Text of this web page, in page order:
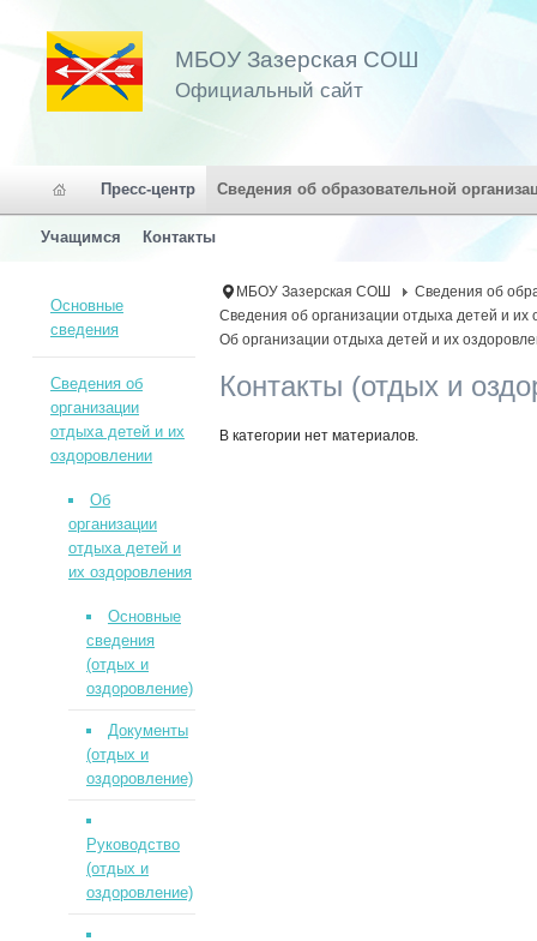
МБОУ Зазерская СОШ
Официальный сайт
Пресс-центр Сведения об образовательной
Учащимся Контакты
МБОУ Зазерская СОШ
Сведения об
Сведения об организации отдыха детей и их
Об организации отдыха детей и их
Контакты (отдых и
В категории нет материалов.
Основные
сведения
Сведения об
организации
отдыха детей и их
оздоровлении
Об
организации
отдыха детей и
их оздоровления
Основные
сведения
(отдых и
оздоровление)
Документы
(отдых и
оздоровление)
Руководство
(отдых и
оздоровление)